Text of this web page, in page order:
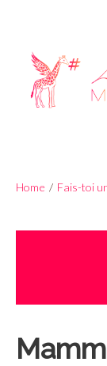
Home / Fais-toi